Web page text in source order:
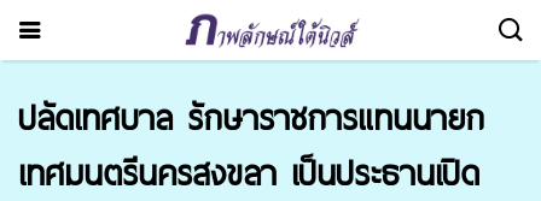
ปลัดเทศบาล รักษาราชการแทนนายก
เทศมนตรีนครสงขลา เป็นประธานเปิด